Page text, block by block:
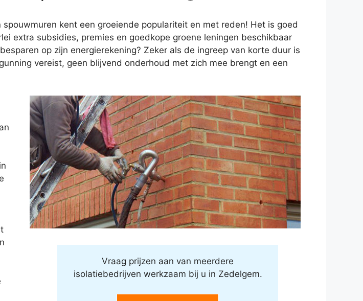
kent een groeiende populariteit en met reden! Het is goed
extra subsidies, premies en goedkope groene leningen beschikbaar
op zijn energierekening? Zeker als de ingreep van korte duur is
vereist, geen blijvend onderhoud met zich mee brengt en een
Vraag prijzen aan van meerdere
isolatiebedrijven werkzaam bij u in Zedelgem.